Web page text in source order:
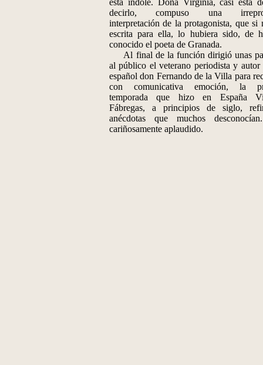
esta índole. Doña Virginia, casi está
decirlo, compuso una
interpretación de la protagonista, que si
escrita para ella, lo hubiera sido, de
conocido el poeta de Granada.
Al final de la función dirigió unas
al público el veterano periodista y autor
español don Fernando de la Villa para
con comunicativa emoción, la
temporada que hizo en España
Fábregas, a principios de siglo,
anécdotas que muchos
cariñosamente aplaudido.